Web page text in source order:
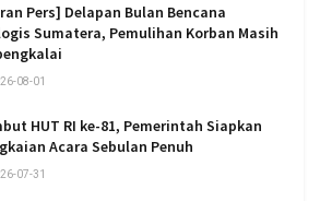
Pers] Delapan Bulan Bencana
Sumatera, Pemulihan Korban Masih
08-01
HUT RI ke-81, Pemerintah Siapkan
Acara Sebulan Penuh
07-31